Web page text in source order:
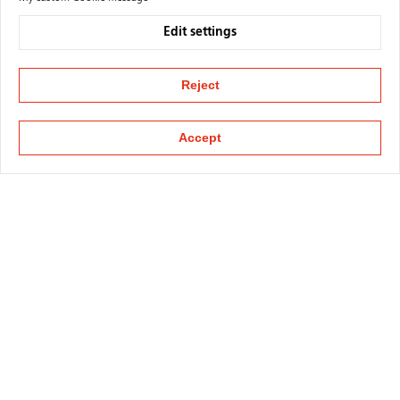
Edit settings
Reject
Accept